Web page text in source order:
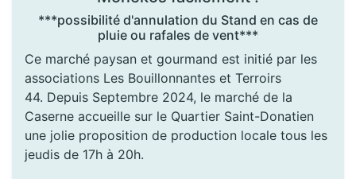
***possibilité d'annulation du Stand en cas de
pluie ou rafales de vent***
Ce marché paysan et gourmand est initié par les
associations Les Bouillonnantes et Terroirs
44. Depuis Septembre 2024, le marché de la
Caserne accueille sur le Quartier Saint-Donatien
une jolie proposition de production locale tous les
jeudis de 17h à 20h.